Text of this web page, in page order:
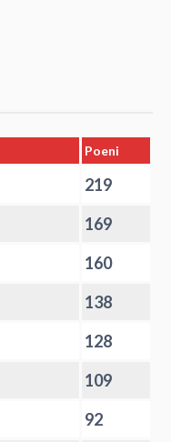
Poeni
219
169
160
138
128
109
92